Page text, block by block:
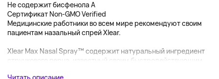
Не содержит бисфенола A
Сертификат Non-GMO Verified
Медицинские работники во всем мире рекомендуют своим
пациентам назальный спрей Xlear.
Xlear Max Nasal Spray™ содержит натуральный ингредиент
стручкового перца, известный своим быстродействующим...